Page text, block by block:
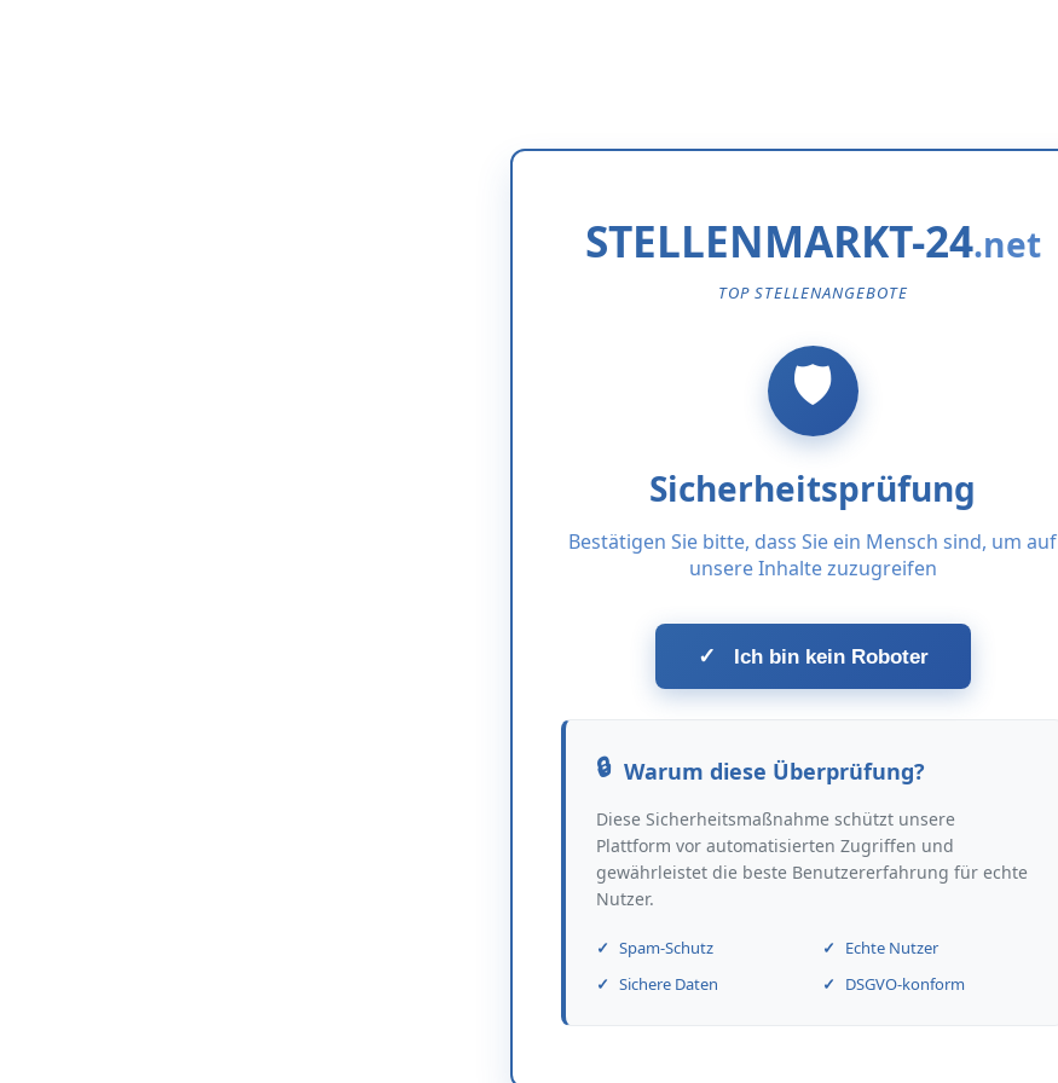
STELLENMARKT-24
TOP STELLENANGEBOTE
Sicherheitsprüfung
Bestätigen Sie bitte, dass Sie ein Mensch sind, um auf
unsere Inhalte zuzugreifen
✓ Ich bin kein Roboter
Warum diese Überprüfung?
Diese Sicherheitsmaßnahme schützt unsere
Plattform vor automatisierten Zugriffen und
gewährleistet die beste Benutzererfahrung für echte
Nutzer.
Spam-Schutz
Echte Nutzer
Sichere Daten
DSGVO-konform